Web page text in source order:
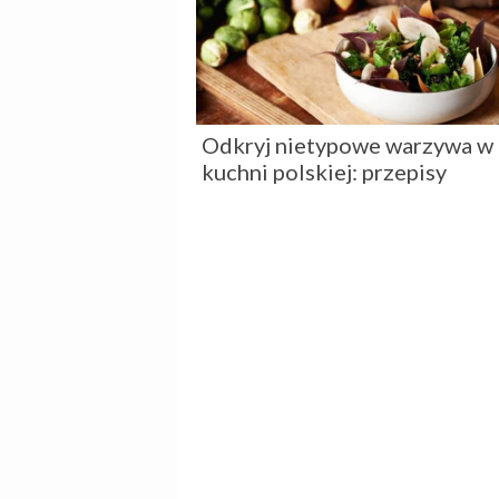
Odkryj nietypowe warzywa w
kuchni polskiej: przepisy